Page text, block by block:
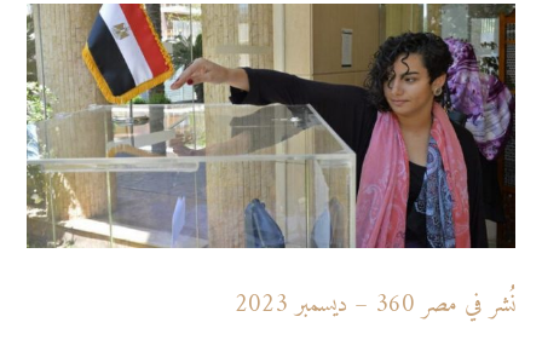
نُُشر في مصر 360 – ديسمبر 2023